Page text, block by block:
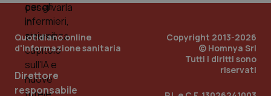
Quotidiano online
d'informazione sanitaria
Direttore
responsabile
Copyright 2013-2026
© Homnya Srl
Tutti i diritti sono
riservati